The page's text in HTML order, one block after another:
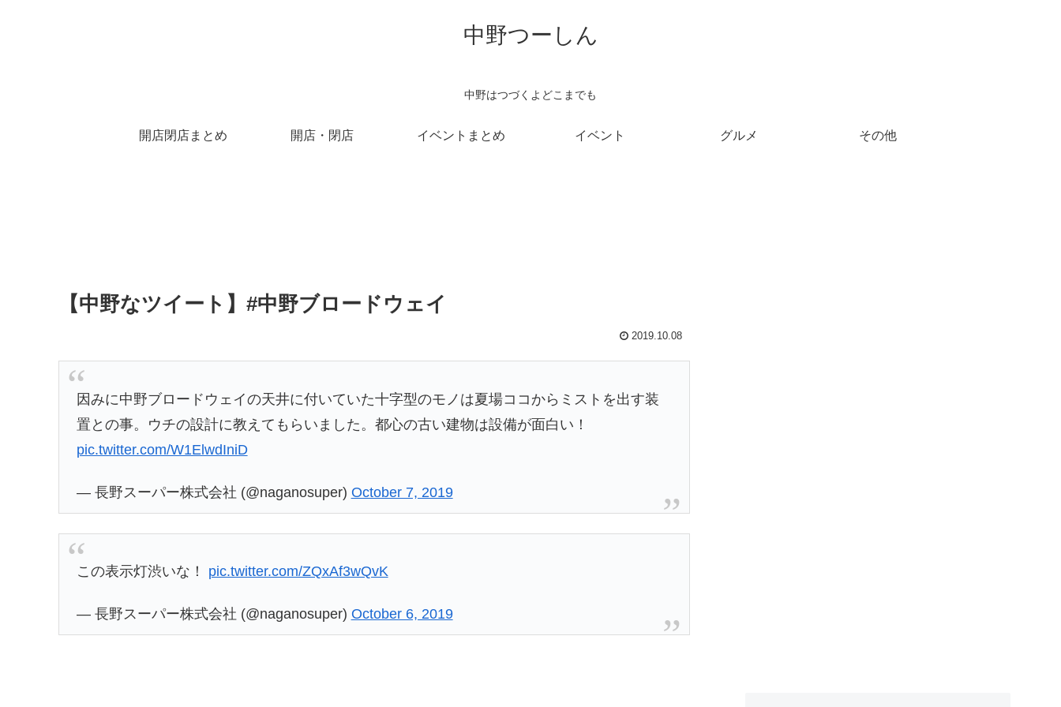
中野つーしん
中野はつづくよどこまでも
開店閉店まとめ 開店・閉店 イベントまとめ イベント グルメ その他
【中野なツイート】#中野ブロードウェイ
2019.10.08
因みに中野ブロードウェイの天井に付いていた十字型のモノは夏場ココからミストを出す装
置との事。ウチの設計に教えてもらいました。都心の古い建物は設備が面白い！
pic.twitter.com/W1ElwdIniD
— 長野スーパー株式会社 (@naganosuper) October 7, 2019
この表示灯渋いな！ pic.twitter.com/ZQxAf3wQvK
— 長野スーパー株式会社 (@naganosuper) October 6, 2019